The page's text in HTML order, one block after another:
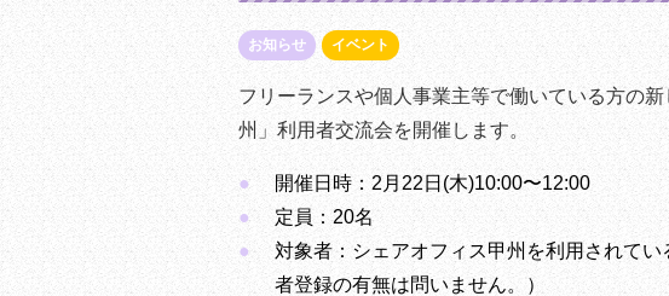
お知らせ イベント
フリーランスや個人事業主等で働いている方の
州」利用者交流会を開催します。
開催日時：2月22日(木)10:00〜12:00
定員：20名
対象者： シェアオフィス甲州を利用されて
者登録の有無は問いません。）